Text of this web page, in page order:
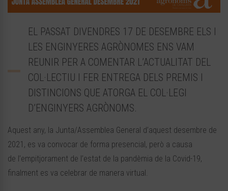
EL PASSAT DIVENDRES 17 DE DESEMBRE ELS I
LES ENGINYERES AGRÒNOMES ENS VAM
REUNIR PER A COMENTAR L’ACTUALITAT DEL
COL·LECTIU I FER ENTREGA DELS PREMIS I
DISTINCIONS QUE ATORGA EL COL·LEGI
D’ENGINYERS AGRÒNOMS.
Aquest any, la Junta/Assemblea General d’aquest desembre de
2021, es va convocar de forma presencial, però a causa
de l’empitjorament de l’estat de la pandèmia de la Covid-19,
finalment es va celebrar de manera virtual.